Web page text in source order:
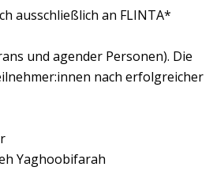
Newsletter
ausschließlich an FLINTA*
und agender Personen). Die
nach erfolgreicher
Yaghoobifarah